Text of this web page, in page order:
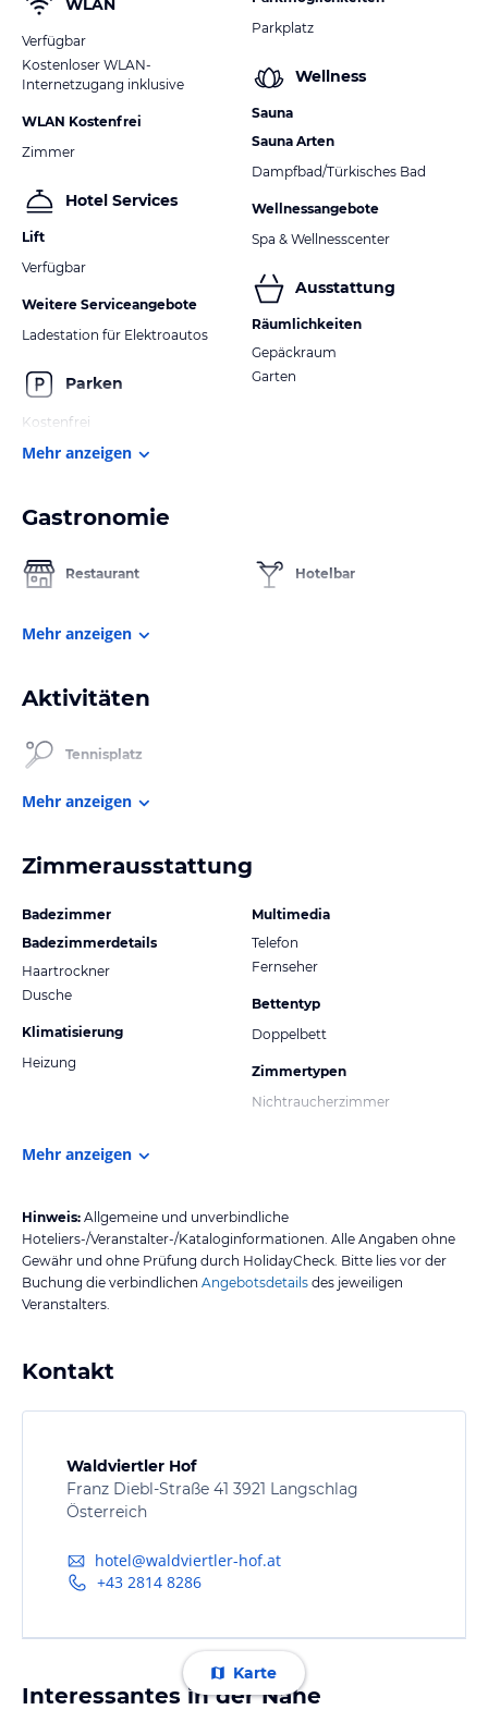
WLAN
Verfügbar
Kostenloser WLAN-
Internetzugang inklusive
WLAN Kostenfrei
Zimmer
Hotel Services
Lift
Verfügbar
Weitere Serviceangebote
Ladestation für Elektroautos
Parken
Kostenfrei
Parkplatz
Wellness
Sauna
Sauna Arten
Dampfbad/Türkisches Bad
Wellnessangebote
Spa & Wellnesscenter
Ausstattung
Räumlichkeiten
Gepäckraum
Garten
Mehr anzeigen
Gastronomie
Restaurant Hotelbar
Mehr anzeigen
Aktivitäten
Tennisplatz
Mehr anzeigen
Zimmerausstattung
Badezimmer
Badezimmerdetails
Haartrockner
Dusche
Klimatisierung
Heizung
Multimedia
Telefon
Fernseher
Bettentyp
Doppelbett
Zimmertypen
Nichtraucherzimmer
Mehr anzeigen
Hinweis: Allgemeine und unverbindliche
Hoteliers-/Veranstalter-/Kataloginformationen. Alle Angaben ohne
Gewähr und ohne Prüfung durch HolidayCheck. Bitte lies vor der
Buchung die verbindlichen Angebotsdetails des jeweiligen
Veranstalters.
Kontakt
Waldviertler Hof
Franz Diebl-Straße 41 3921 Langschlag
Österreich
hotel@waldviertler-hof.at
+43 2814 8286
Karte
Interessantes in der Nähe